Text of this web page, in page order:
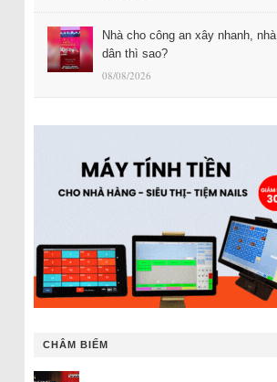
Nhà cho công an xây nhanh,
dân thì sao?
08/08/2026
CHÂM BIẾM